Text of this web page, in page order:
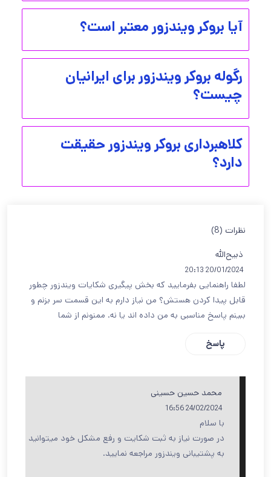
آیا بروکر ویندزور معتبر است؟
رگوله بروکر ویندزور برای ایرانیان
چیست؟
کلاهبرداری بروکر ویندزور حقیقت
دارد؟
نظرات (8)
ذبیح‌الله
20/01/2024 20:13
لطفا راهنمایی بفرمایید که بخش پیگیری شکایات ویندزور چطور
قابل پیدا کردن هستش؟ من نیاز دارم به این قسمت سر بزنم و
ببینم پاسخ مناسبی به من داده اند یا نه. ممنونم از شما
پاسخ
محمد حسین حسینی
24/02/2024 16:56
با سلام
در صورت نیاز به ثبت شکایت و رفع مشکل خود میتوانید
به پشتیبانی ویندزور مراجعه نمایید.